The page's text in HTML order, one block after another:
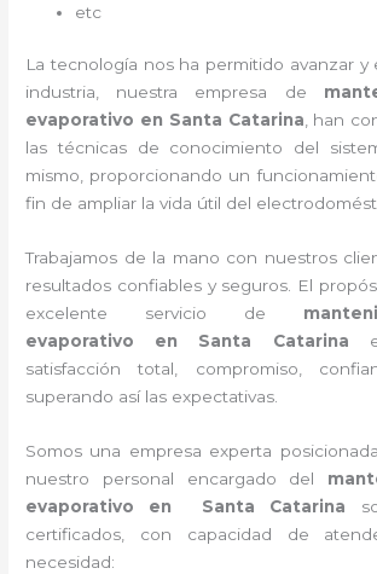
etc
La tecnología nos ha permitido avanzar y
industria, nuestra empresa de
evaporativo en Santa Catarina, han
las técnicas de conocimiento del
mismo, proporcionando un
fin de ampliar la vida útil del
Trabajamos de la mano con nuestros
resultados confiables y seguros. El
excelente servicio de
evaporativo en Santa Catarina
satisfacción total, compromiso,
superando así las expectativas.
Somos una empresa experta
nuestro personal encargado del
evaporativo en Santa Catarina
certificados, con capacidad de
necesidad: